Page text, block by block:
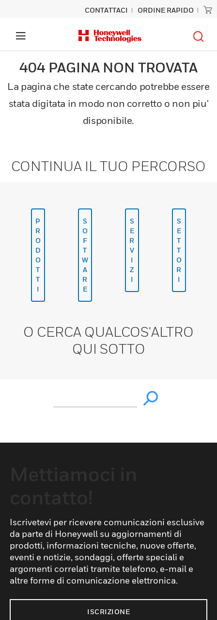
CONTATTACI ORDINE RAPIDO
404 PAGINA NON TROVATA
La pagina che state cercando potrebbe essere
stata digitata in modo non corretto o non piu'
disponibile.
CONTINUA IL TUO PERCORSO
P
R
O
D
O
T
T
I
S
O
F
T
W
A
R
E
S
E
R
V
I
Z
I
S
E
T
T
O
R
I
O CERCA QUALCOS'ALTRO
QUI SOTTO
Iscrivetevi per ricevere comunicazioni esclusive
da parte di Honeywell su aggiornamenti di
prodotti, informazioni tecniche, nuove offerte,
eventi e notizie, sondaggi, offerte speciali e
argomenti correlati tramite telefono, e-mail e
altre forme di comunicazione elettronica.
ISCRIZIONE